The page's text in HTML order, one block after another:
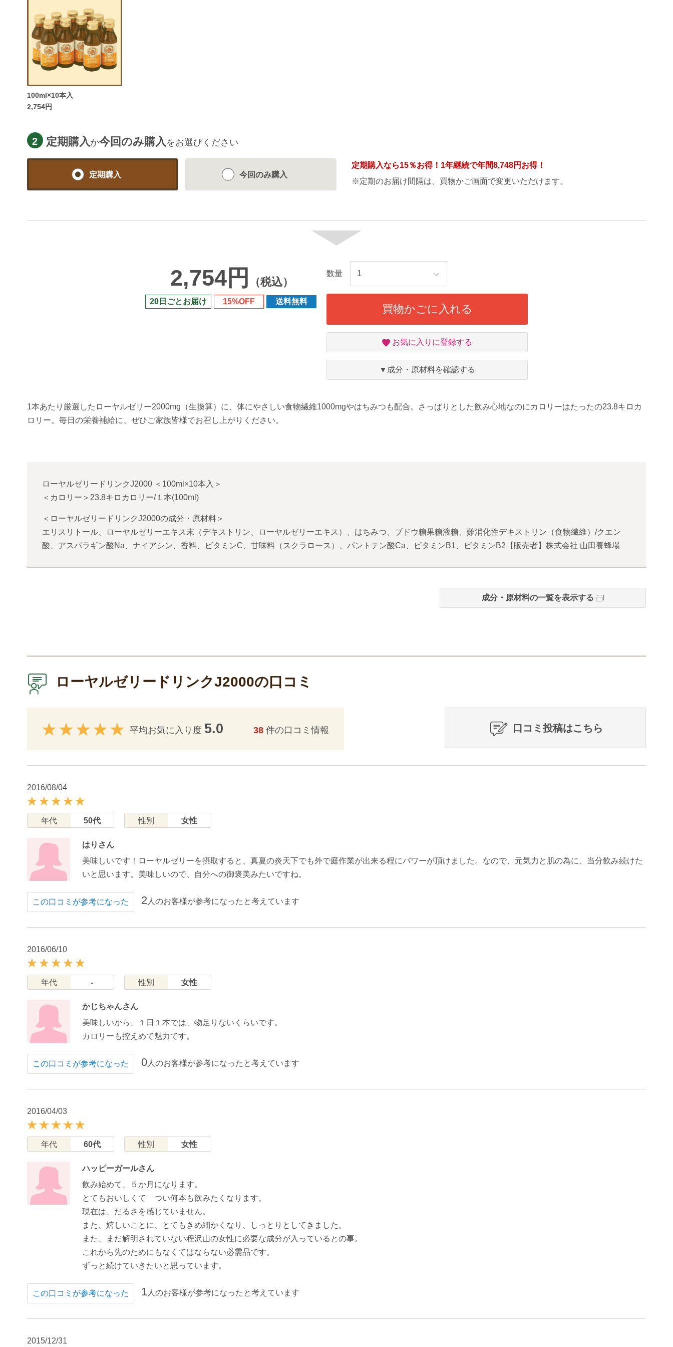
100ml×10本入
2,754円
2 定期購入 か今回のみ購入 をお選びください
定期購入 今回のみ購入
定期購入なら15％お得！1年継続で年間8,748円 お得！
※定期のお届け間隔は、買物かご画面で変更いただけます。
2,754円 （税込）
20日ごとお届け 15%OFF 送料無料
数量
買物かごに入れる
お
入
り
お気に入りに登録する
▼成分・原材料を確認する
1本あたり厳選したローヤルゼリー2000mg（生換算）に、体にやさしい食物繊維1000mgやはちみつも配合。さっぱりとした飲み心地なのにカロリーはたったの23.8キロカ
ロリー。毎日の栄養補給に、ぜひご家族皆様でお召し上がりください。
ローヤルゼリードリンクJ2000＜ 100ml×10本入 ＞
＜カロリー＞23.8キロカロリー/１本(100ml)
＜ローヤルゼリードリンクJ2000の成分・原材料＞
エリスリトール、ローヤルゼリーエキス末（デキストリン、ローヤルゼリーエキス）、はちみつ、ブドウ糖果糖液糖、難消化性デキストリン（食物繊維）/クエン
酸、アスパラギン酸Na、ナイアシン、香料、ビタミンC、甘味料（スクラロース）、パントテン酸Ca、ビタミンB1、ビタミンB2【販売者】株式会社 山田養蜂場
成分・原材料の一覧を表示する
ローヤルゼリードリンクJ2000の口コミ
口コミ投稿はこちら
平均お気に入り度 5.0 38 件の口コミ情報
2016/08/04
年代 50代 性別 女性
はりさん
美味しいです！ローヤルゼリーを摂取すると、真夏の炎天下でも外で庭作業が出来る程にパワーが頂けました。なので、元気力と肌の為に、当分飲み続けた
いと思います。美味しいので、自分への御褒美みたいですね。
この口コミが参考になった 2人のお客様が参考になったと考えています
2016/06/10
年代 - 性別 女性
かじちゃんさん
美味しいから、１日１本では、物足りないくらいです。
カロリーも控えめで魅力です。
この口コミが参考になった 0人のお客様が参考になったと考えています
2016/04/03
年代 60代 性別 女性
ハッピーガールさん
飲み始めて、５か月になります。
とてもおいしくて つい何本も飲みたくなります。
現在は、だるさを感じていません。
また、嬉しいことに、とてもきめ細かくなり、しっとりとしてきました。
また、まだ解明されていない程沢山の女性に必要な成分が入っているとの事。
これから先のためにもなくてはならない必需品です。
ずっと続けていきたいと思っています。
この口コミが参考になった 1 人のお客様が参考になったと考えています
2015/12/31